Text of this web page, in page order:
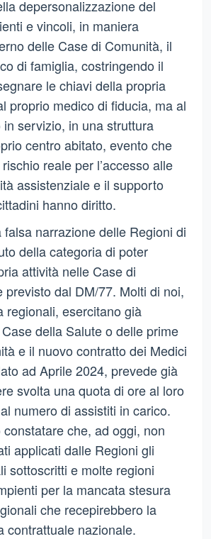
depersonalizzazione del
e vincoli, in maniera
delle Case di Comunità, il
di famiglia, costringendo il
le chiavi della propria
proprio medico di fiducia, ma al
servizio, in una struttura
centro abitato, evento che
reale per l’accesso alle
assistenziale e il supporto
hanno diritto.
narrazione delle Regioni di
della categoria di poter
attività nelle Case di
previsto dal DM/77. Molti di noi,
regionali, esercitano già
della Salute o delle prime
e il nuovo contratto dei Medici
ad Aprile 2024, prevede già
svolta una quota di ore al loro
numero di assistiti in carico.
che, ad oggi, non
applicati dalle Regioni gli
sottoscritti e molte regioni
per la mancata stesura
che recepirebbero la
contrattuale nazionale.